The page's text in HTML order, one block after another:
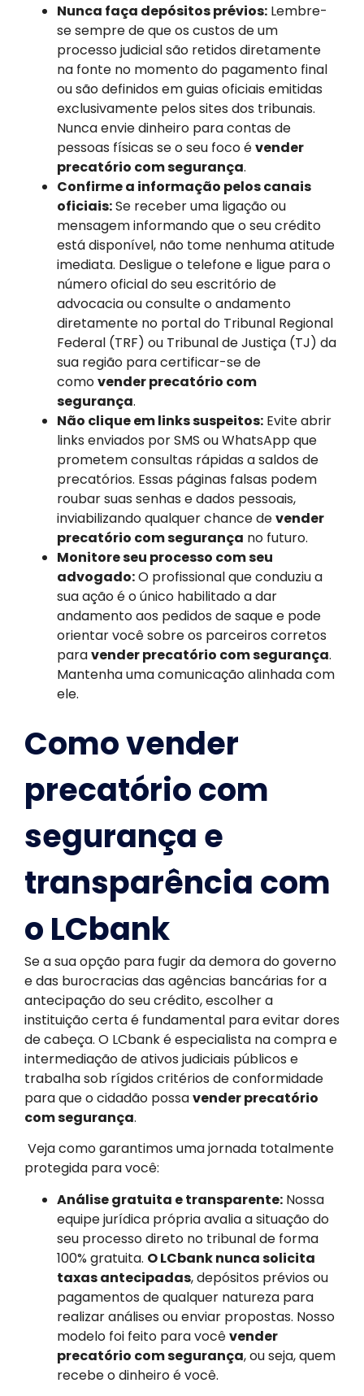
Nunca faça depósitos prévios: Lembre-
se sempre de que os custos de um
processo judicial são retidos diretamente
na fonte no momento do pagamento final
ou são definidos em guias oficiais emitidas
exclusivamente pelos sites dos tribunais.
Nunca envie dinheiro para contas de
pessoas físicas se o seu foco évender
precatório com segurança.
Confirme a informação pelos canais
oficiais:Se receber uma ligação ou
mensagem informando que o seu crédito
está disponível, não tome nenhuma atitude
imediata. Desligue o telefone e ligue para o
número oficial do seu escritório de
advocacia ou consulte o andamento
diretamente no portal do Tribunal Regional
Federal (TRF) ou Tribunal de Justiça (TJ) da
sua região para certificar-se de
comovender precatório com
segurança.
Não clique em links suspeitos: Evite abrir
links enviados por SMS ou WhatsApp que
prometem consultas rápidas a saldos de
precatórios. Essas páginas falsas podem
roubar suas senhas e dados pessoais,
inviabilizando qualquer chance devender
precatório com segurança no futuro.
Monitore seu processo com seu
advogado:O profissional que conduziu a
sua ação é o único habilitado a dar
andamento aos pedidos de saque e pode
orientar você sobre os parceiros corretos
paravender precatório com segurança.
Mantenha uma comunicação alinhada com
ele.
Como vender
precatório com
segurança e
transparência com
o LCbank
Se a sua opção para fugir da demora do governo
e das burocracias das agências bancárias for a
antecipação do seu crédito, escolher a
instituição certa é fundamental para evitar dores
de cabeça. O LCbank é especialista na compra e
intermediação de ativos judiciais públicos e
trabalha sob rígidos critérios de conformidade
para que o cidadão possavender precatório
com segurança.
Veja como garantimos uma jornada totalmente
protegida para você:
Análise gratuita e transparente: Nossa
equipe jurídica própria avalia a situação do
seu processo direto no tribunal de forma
100% gratuita. O LCbank nunca solicita
taxas antecipadas, depósitos prévios ou
pagamentos de qualquer natureza para
realizar análises ou enviar propostas. Nosso
modelo foi feito para vocêvender
precatório com segurança, ou seja, quem
recebe o dinheiro é você.